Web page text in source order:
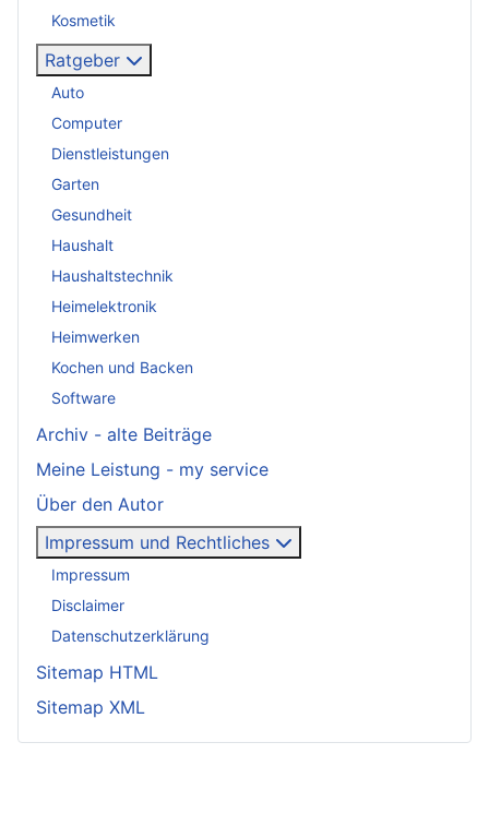
Kosmetik
Ratgeber
Auto
Computer
Dienstleistungen
Garten
Gesundheit
Haushalt
Haushaltstechnik
Heimelektronik
Heimwerken
Kochen und Backen
Software
Archiv - alte Beiträge
Meine Leistung - my service
Über den Autor
Impressum und Rechtliches
Impressum
Disclaimer
Datenschutzerklärung
Sitemap HTML
Sitemap XML